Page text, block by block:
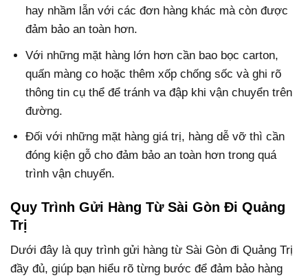
hay nhầm lẫn với các đơn hàng khác mà còn được
đảm bảo an toàn hơn.
Với những mặt hàng lớn hơn cần bao bọc carton,
quấn màng co hoặc thêm xốp chống sốc và ghi rõ
thông tin cụ thể để tránh va đập khi vận chuyển trên
đường.
Đối với những mặt hàng giá trị, hàng dễ vỡ thì cần
đóng kiện gỗ cho đảm bảo an toàn hơn trong quá
trình vận chuyển.
Quy Trình Gửi Hàng Từ Sài Gòn Đi Quảng
Trị
Dưới đây là quy trình gửi hàng từ Sài Gòn đi Quảng Trị
đầy đủ, giúp bạn hiểu rõ từng bước để đảm bảo hàng